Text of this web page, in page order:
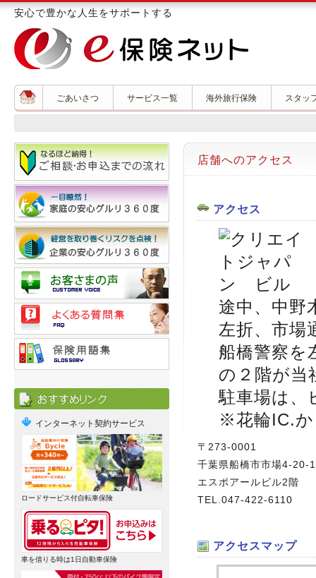
安心で豊かな人生をサポートする
ごあいさつ サービス一覧 海外旅行保険 スタッ
店舗へのアクセス
アクセス
途中、中野
左折、市場
船橋警察を
の２階が当
駐車場は、
※花輪IC.か
〒273-0001
千葉県船橋市市場4-20-
エスポアールビル2階
TEL.047-422-6110
アクセスマップ
インターネット契約サービス
ロードサービス付自転車保険
車を借りる時は1日自動車保険